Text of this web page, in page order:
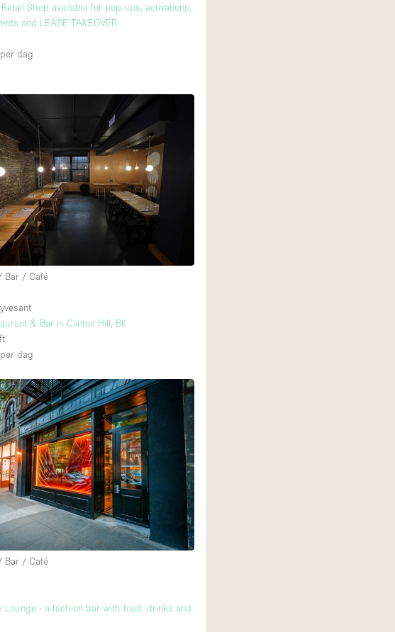
Shop available for pop-ups, activations,
and LEASE TAKEOVER
per dag
Bar / Café
& Bar in Clinton Hill, BK
per dag
Bar / Café
Lounge - a fashion bar with food, drinks and